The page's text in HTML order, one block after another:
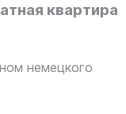
квартира
немецкого